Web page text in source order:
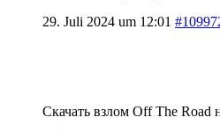
29. Juli 2024 um 12:01
Скачать взлом Off The Road